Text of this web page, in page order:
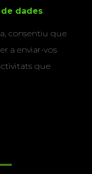
dades
consentiu que
a enviar-vos
que